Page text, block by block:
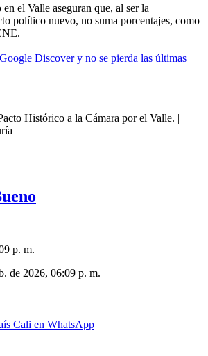
el Valle aseguran que, al ser la
político nuevo, no suma porcentajes, como
Discover y no se pierda las últimas
Histórico a la Cámara por el Valle. |
p. m.
de 2026, 06:09 p. m.
Cali en WhatsApp